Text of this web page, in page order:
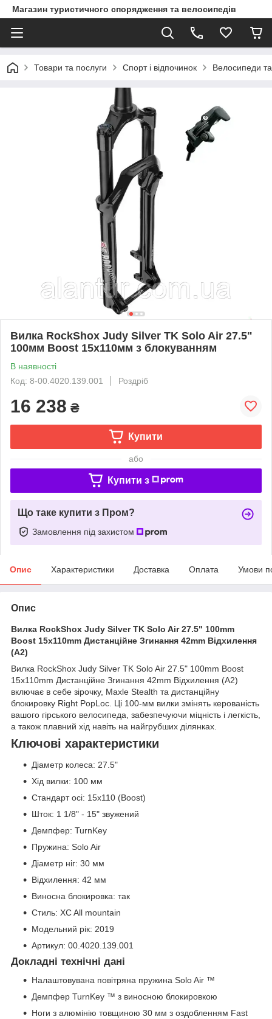
Магазин туристичного спорядження та велосипедів
Товари та послуги Спорт і відпочинок Велосипеди
Вилка RockShox Judy Silver TK Solo Air 27.5"
100мм Boost 15x110мм з блокуванням
В наявності
Код: 8-00.4020.139.001
Роздріб
16 238 ₴
Купити
або
Купити з
Що таке купити з Пром?
Замовлення під захистом
Опис Характеристики Доставка Оплата Умови
Опис
Вилка RockShox Judy Silver TK Solo Air 27.5" 100mm
Boost 15x110mm Дистанційне Згинання 42mm Відхилення
(A2)
Вилка RockShox Judy Silver TK Solo Air 27.5" 100mm Boost
15x110mm Дистанційне Згинання 42mm Відхилення (A2)
включає в себе зірочку, Maxle Stealth та дистанційну
блокировку Right PopLoc. Ці 100-мм вилки змінять керованість
вашого гірського велосипеда, забезпечуючи міцність і легкість,
а також плавний хід навіть на найгрубших ділянках.
Ключові характеристики
Діаметр колеса: 27.5"
Хід вилки: 100 мм
Стандарт осі: 15x110 (Boost)
Шток: 1 1/8" - 15" звужений
Демпфер: TurnKey
Пружина: Solo Air
Діаметр ніг: 30 мм
Відхилення: 42 мм
Виносна блокировка: так
Стиль: XC All mountain
Модельний рік: 2019
Артикул: 00.4020.139.001
Докладні технічні дані
Налаштовувана повітряна пружина Solo Air ™
Демпфер TurnKey ™ з виносною блокировкою
Ноги з алюмінію товщиною 30 мм з оздобленням Fast